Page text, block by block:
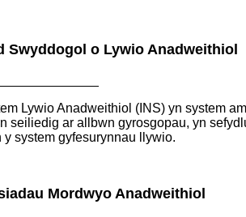
Swyddogol o Lywio Anadweithiol
Lywio Anadweithiol (INS) yn system
seiliedig ar allbwn gyrosgopau, yn
y system gyfesurynnau llywio.
Mordwyo Anadweithiol